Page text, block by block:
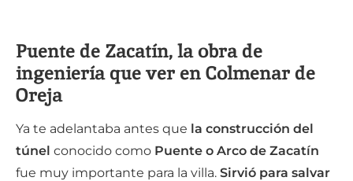
Puente de Zacatín, la obra de
ingeniería que ver en Colmenar de
Oreja
Ya te adelantaba antes que la construcción del
túnel conocido como Puente o Arco de Zacatín
fue muy importante para la villa. Sirvió para salvar